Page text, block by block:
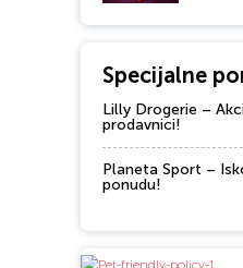
Specijalne
Lilly Drogerie –
prodavnici!
Planeta Sport –
ponudu!